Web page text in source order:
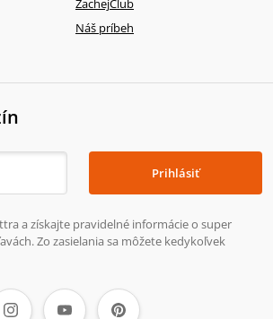
ZachejClub
Náš príbeh
Prihlásiť
a získajte pravidelné informácie o super
Zo zasielania sa môžete kedykoľvek